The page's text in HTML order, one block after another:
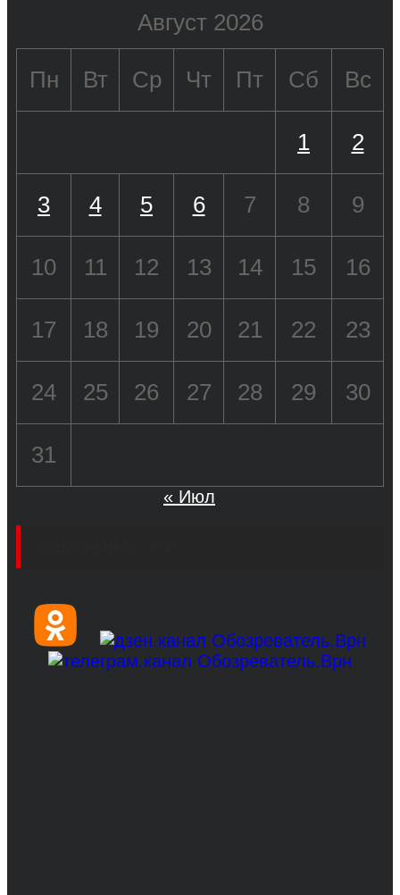
Август 2026
Пн Вт Ср Чт Пт Сб Вс
1 2
3 4 5 6 7 8 9
10 11 12 13 14 15 16
17 18 19 20 21 22 23
24 25 26 27 28 29 30
31
« Июл